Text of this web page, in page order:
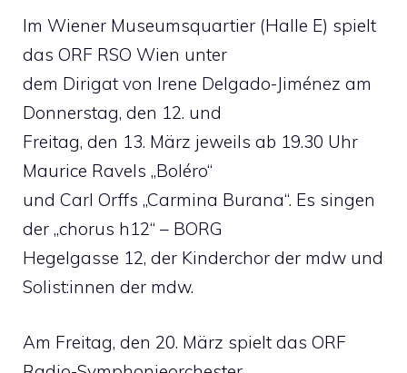
Im Wiener Museumsquartier (Halle E) spielt
das ORF RSO Wien unter
dem Dirigat von Irene Delgado-Jiménez am
Donnerstag, den 12. und
Freitag, den 13. März jeweils ab 19.30 Uhr
Maurice Ravels „Boléro“
und Carl Orffs „Carmina Burana“. Es singen
der „chorus h12“ – BORG
Hegelgasse 12, der Kinderchor der mdw und
Solist:innen der mdw.
Am Freitag, den 20. März spielt das ORF